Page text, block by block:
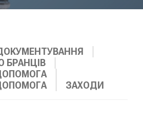
БРАНЦІВ
ЗАХОДИ